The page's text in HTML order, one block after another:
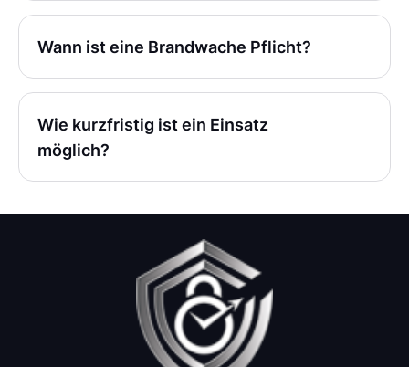
Wann ist eine Brandwache Pflicht?
Wie kurzfristig ist ein Einsatz
möglich?